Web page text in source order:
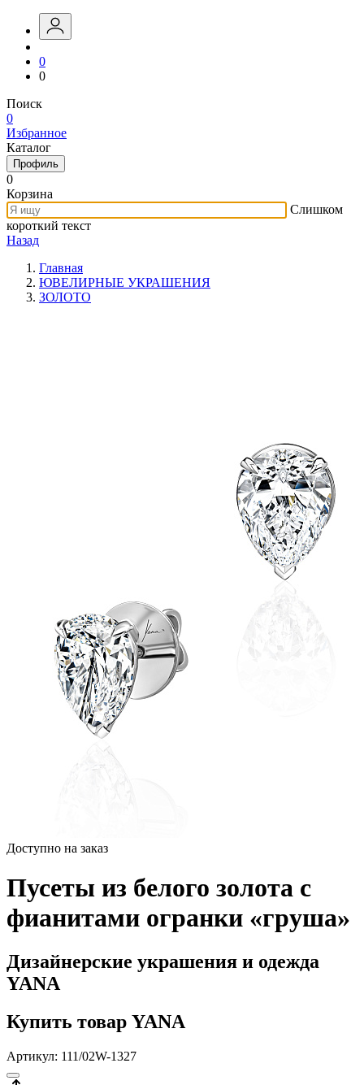
0
0
Поиск
0
Избранное
Каталог
Профиль
0
Корзина
Слишком
короткий текст
Назад
Главная
ЮВЕЛИРНЫЕ УКРАШЕНИЯ
ЗОЛОТО
Доступно на заказ
Пусеты из белого золота с
фианитами огранки «груша»
Дизайнерские украшения и одежда
YANA
Купить товар YANA
Артикул: 111/02W-1327